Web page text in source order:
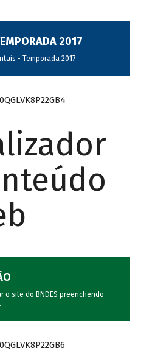
2017
- Temporada 2017
o site do BNDES preenchendo